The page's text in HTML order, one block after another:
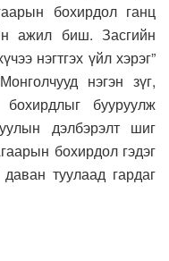
бохирдол ганц
ажил биш. Засгийн
нэгтгэх үйл хэрэг”
нэгэн зүг,
бууруулж
дэлбэрэлт шиг
бохирдол гэдэг
туулаад гардаг